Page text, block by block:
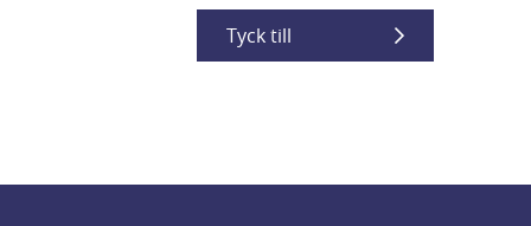
Tyck till